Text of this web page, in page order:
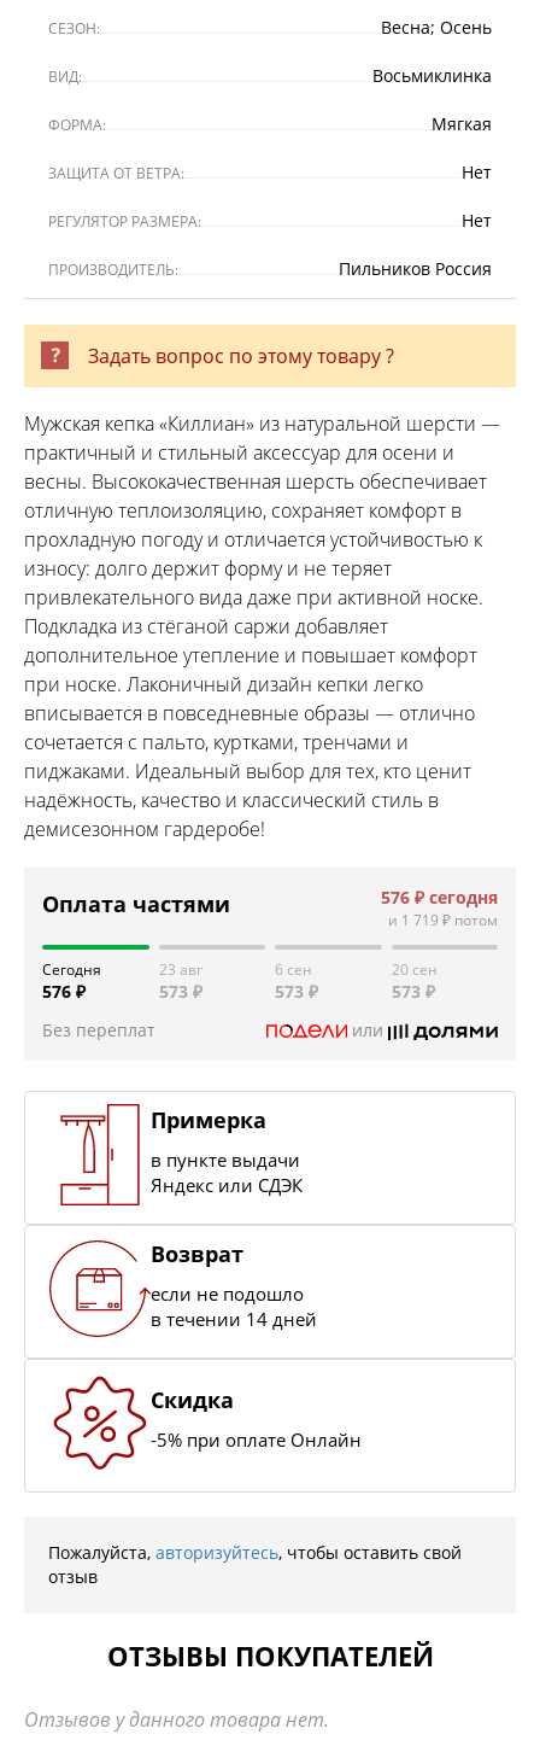
СЕЗОН: Весна; Осень
ВИД: Восьмиклинка
ФОРМА: Мягкая
ЗАЩИТА ОТ ВЕТРА: Нет
РЕГУЛЯТОР РАЗМЕРА: Нет
ПРОИЗВОДИТЕЛЬ: Пильников Россия
Задать вопрос по этому товару ?
Мужская кепка «Киллиан» из натуральной шерсти —
практичный и стильный аксессуар для осени и
весны. Высококачественная шерсть обеспечивает
отличную теплоизоляцию, сохраняет комфорт в
прохладную погоду и отличается устойчивостью к
износу: долго держит форму и не теряет
привлекательного вида даже при активной носке.
Подкладка из стёганой саржи добавляет
дополнительное утепление и повышает комфорт
при носке. Лаконичный дизайн кепки легко
вписывается в повседневные образы — отлично
сочетается с пальто, куртками, тренчами и
пиджаками. Идеальный выбор для тех, кто ценит
надёжность, качество и классический стиль в
демисезонном гардеробе!
Оплата частями 576 ₽ сегодня
и 1 719 ₽ потом
Сегодня
576 ₽
23 авг
573 ₽
6 сен
573 ₽
20 сен
573 ₽
Без переплат
или
Примерка
в пункте выдачи
Яндекс или СДЭК
Возврат
если не подошло
в течении 14 дней
Скидка
-5% при оплате Онлайн
Пожалуйста, авторизуйтесь, чтобы оставить свой
отзыв
ОТЗЫВЫ ПОКУПАТЕЛЕЙ
Отзывов у данного товара нет.